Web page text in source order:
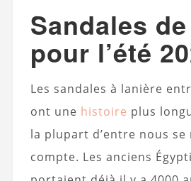
Sandales
pour l’été
Les sandales à lanière
ont une histoire plus
la plupart d’entre nous
compte. Les anciens